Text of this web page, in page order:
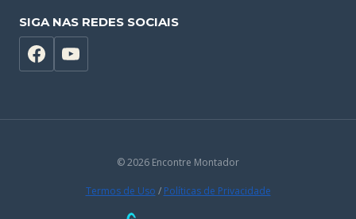
SIGA NAS REDES SOCIAIS
© 2026 Encontre Montador
Termos de Uso / Políticas de Privacidade